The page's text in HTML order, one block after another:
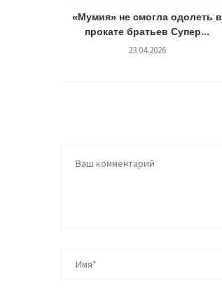
«Мумия» не смогла одолеть в
прокате братьев Супер...
23.04.2026